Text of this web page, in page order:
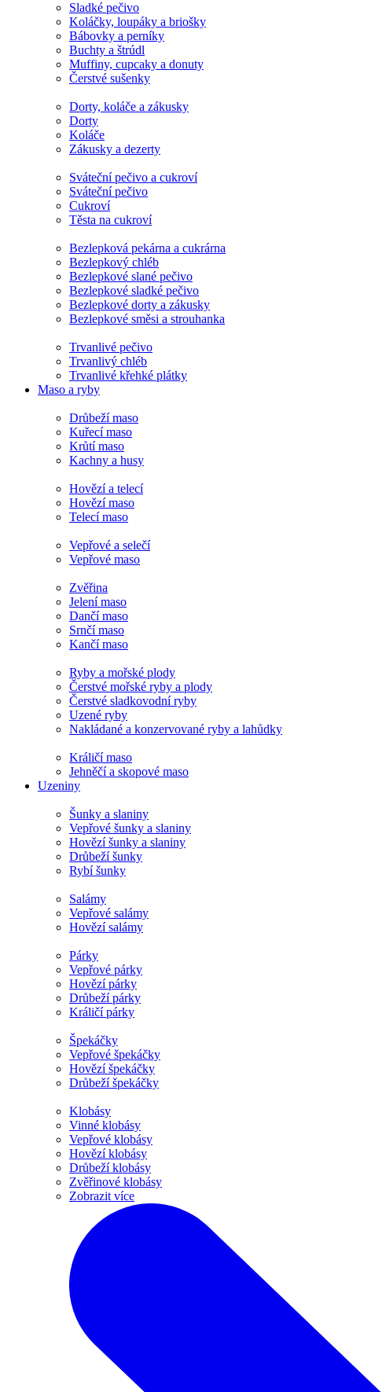
Sladké pečivo
Koláčky, loupáky a briošky
Bábovky a perníky
Buchty a štrúdl
Muffiny, cupcaky a donuty
Čerstvé sušenky
Dorty, koláče a zákusky
Dorty
Koláče
Zákusky a dezerty
Sváteční pečivo a cukroví
Sváteční pečivo
Cukroví
Těsta na cukroví
Bezlepková pekárna a cukrárna
Bezlepkový chléb
Bezlepkové slané pečivo
Bezlepkové sladké pečivo
Bezlepkové dorty a zákusky
Bezlepkové směsi a strouhanka
Trvanlivé pečivo
Trvanlivý chléb
Trvanlivé křehké plátky
Maso a ryby
Drůbeží maso
Kuřecí maso
Krůtí maso
Kachny a husy
Hovězí a telecí
Hovězí maso
Telecí maso
Vepřové a selečí
Vepřové maso
Zvěřina
Jelení maso
Dančí maso
Srnčí maso
Kančí maso
Ryby a mořské plody
Čerstvé mořské ryby a plody
Čerstvé sladkovodní ryby
Uzené ryby
Nakládané a konzervované ryby a lahůdky
Králičí maso
Jehněčí a skopové maso
Uzeniny
Šunky a slaniny
Vepřové šunky a slaniny
Hovězí šunky a slaniny
Drůbeží šunky
Rybí šunky
Salámy
Vepřové salámy
Hovězí salámy
Párky
Vepřové párky
Hovězí párky
Drůbeží párky
Králičí párky
Špekáčky
Vepřové špekáčky
Hovězí špekáčky
Drůbeží špekáčky
Klobásy
Vinné klobásy
Vepřové klobásy
Hovězí klobásy
Drůbeží klobásy
Zvěřinové klobásy
Zobrazit více